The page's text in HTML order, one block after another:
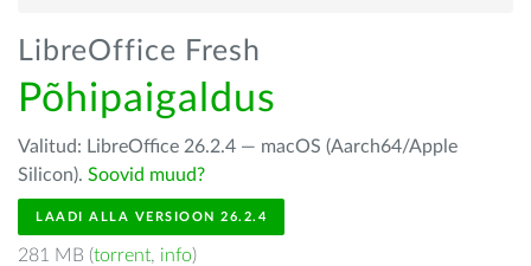
LibreOffice Fresh
Põhipaigaldus
Valitud: LibreOffice 26.2.4 — macOS (Aarch64/Apple
Silicon). Soovid muud?
LAADI ALLA VERSIOON 26.2.4
281 MB (torrent, info)